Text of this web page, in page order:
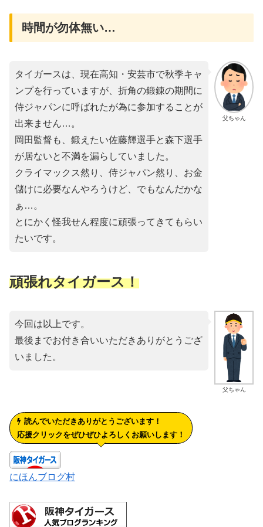
時間が勿体無い…
父ちゃん
タイガースは、現在高知・安芸市で秋季キャ
ンプを行っていますが、折角の鍛錬の期間に
侍ジャパンに呼ばれたが為に参加することが
出来ません…。
岡田監督も、鍛えたい佐藤輝選手と森下選手
が居ないと不満を漏らしていました。
クライマックス然り、侍ジャパン然り、お金
儲けに必要なんやろうけど、でもなんだかな
ぁ…。
とにかく怪我せん程度に頑張ってきてもらい
たいです。
頑張れタイガース！
父ちゃん
今回は以上です。
最後までお付き合いいただきありがとうござ
いました。
読んでいただきありがとうございます！
応援クリックをぜひぜひよろしくお願いします！
にほんブログ村